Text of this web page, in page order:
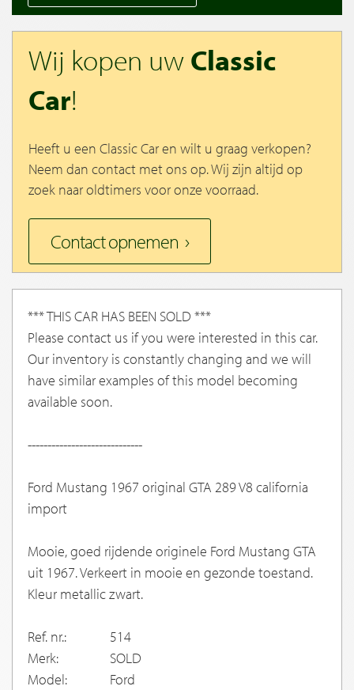
Wij kopen uwClassic
Car!
Heeft u een Classic Car en wilt u graag verkopen?
Neem dan contact met ons op. Wij zijn altijd op
zoek naar oldtimers voor onze voorraad.
Contact opnemen
*** THIS CAR HAS BEEN SOLD ***
Please contact us if you were interested in this car.
Our inventory is constantly changing and we will
have similar examples of this model becoming
available soon.
-----------------------------
Ford Mustang 1967 original GTA 289 V8 california
import
Mooie, goed rijdende originele Ford Mustang GTA
uit 1967. Verkeert in mooie en gezonde toestand.
Kleur metallic zwart.
Ref. nr.:
514
Merk:
SOLD
Model:
Ford